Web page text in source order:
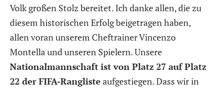
Volk großen Stolz bereitet. Ich danke allen, die zu
diesem historischen Erfolg beigetragen haben,
allen voran unserem Cheftrainer Vincenzo
Montella und unseren Spielern. Unsere
Nationalmannschaft ist von Platz 27 auf Platz
22 der FIFA-Rangliste aufgestiegen. Dass wir in